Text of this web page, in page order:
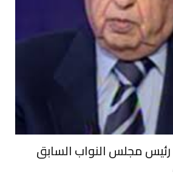
مجلس النواب السابق